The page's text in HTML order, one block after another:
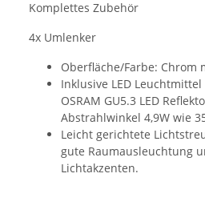
Komplettes Zubehör
4x Umlenker
Oberfläche/Farbe: Chrom
Inklusive LED
OSRAM GU5.3 LED
Abstrahlwinkel 4,9W wie
Leicht gerichtete
gute Raumausleuchtung
Lichtakzenten.